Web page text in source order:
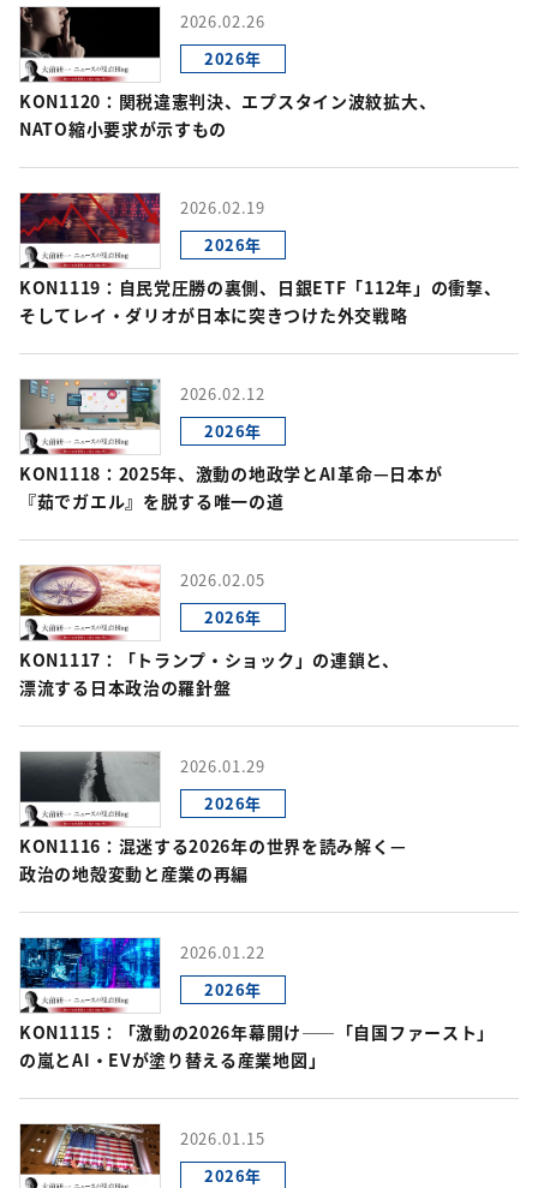
2026.02.26
2026年
KON1120：関税違憲判決、エプスタイン波紋拡大、
NATO縮小要求が示すもの
2026.02.19
2026年
KON1119：自民党圧勝の裏側、日銀ETF「112年」の衝撃、
そしてレイ・ダリオが日本に突きつけた外交戦略
2026.02.12
2026年
KON1118：2025年、激動の地政学とAI革命—日本が
『茹でガエル』を脱する唯一の道
2026.02.05
2026年
KON1117：「トランプ・ショック」の連鎖と、
漂流する日本政治の羅針盤
2026.01.29
2026年
KON1116：混迷する2026年の世界を読み解く—
政治の地殻変動と産業の再編
2026.01.22
2026年
KON1115：「激動の2026年幕開け――「自国ファースト」
の嵐とAI・EVが塗り替える産業地図」
2026.01.15
2026年